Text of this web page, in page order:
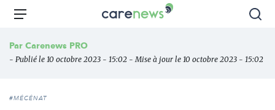
Aller
principal
Carenews,
des
Menu
Par Carenews PRO
- Publié le 10 octobre 2023 - 15:02 - Mise à jour le 10 octobre 2023 - 15:02
#MÉCÉNAT